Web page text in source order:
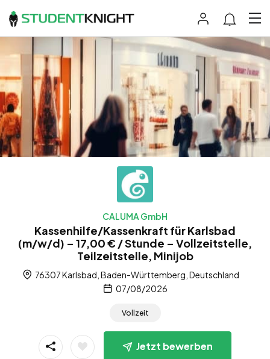
CALUMA GmbH
Kassenhilfe/Kassenkraft für Karlsbad
(m/w/d) – 17,00 € / Stunde – Vollzeitstelle,
Teilzeitstelle, Minijob
76307 Karlsbad, Baden-Württemberg, Deutschland
07/08/2026
Vollzeit
Jetzt bewerben